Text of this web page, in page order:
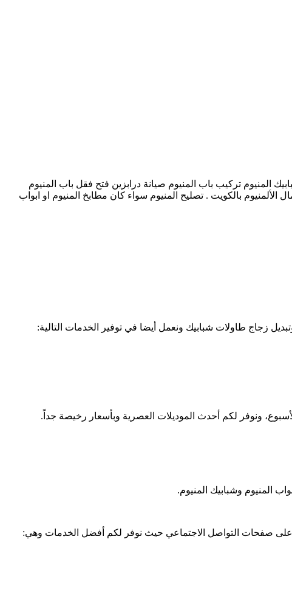
المنيوم تركيب باب المنيوم صيانة درابزين فتح فقل باب المنيوم
نحن الأفضل في صيانة أو تصايح جميع أعمال الألمنيوم بالكويت . تصليح المنيوم سواء كان مطابخ المنيوم او ابواب
زجاج طاولات شبابيك ونعمل أيضا في توفير الخدمات التالية:
المنيوم وشبابيك المنيوم.
وعلى صفحات التواصل الاجتماعي حيث نوفر لكم أفضل الخدمات وهي: